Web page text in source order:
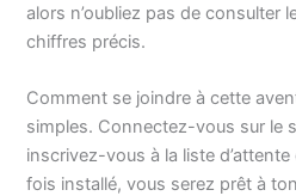
alors n’oubliez pas de consulter
chiffres précis.
Comment se joindre à cette
simples. Connectez-vous sur le
inscrivez-vous à la liste d’attente
fois installé, vous serez prêt à